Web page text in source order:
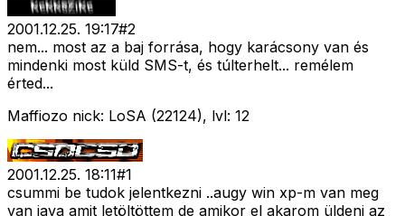
2001.12.25. 19:17#2
nem... most az a baj forrása, hogy karácsony van és
mindenki most küld SMS-t, és túlterhelt... remélem
érted...
Maffiozo nick: LoSA (22124), lvl: 12
2001.12.25. 18:11#1
csummi be tudok jelentkezni ..augy win xp-m van meg
van java amit letöltöttem de amikor el akarom üldeni az